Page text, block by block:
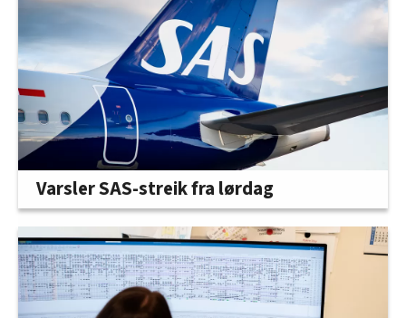
Varsler SAS-streik fra lørdag